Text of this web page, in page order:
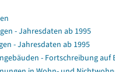
- Jahresdaten ab 1995
- Jahresdaten ab 1995
- Fortschreibung